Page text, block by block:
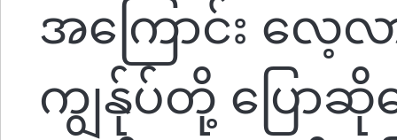
အကြောင်း လေ့
ကျွန်ုပ်တို့ ပြော